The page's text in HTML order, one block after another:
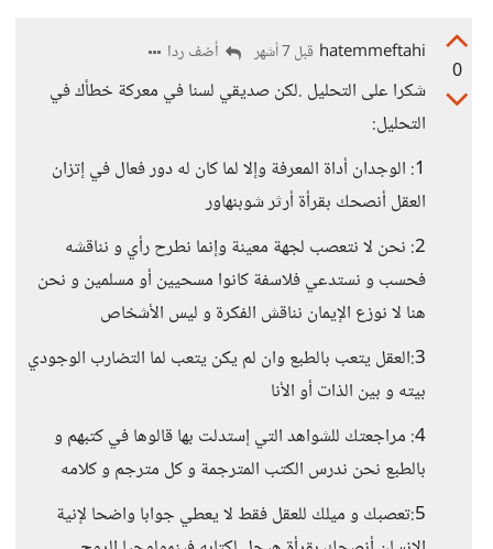
0
hatemmeftahi قبل 7 أشهر أضف ردا
شكرا على التحليل .لكن صديقي لسنا في معركة خطأك في
التحليل:
1: الوجدان أداة المعرفة وإلا لما كان له دور فعال في إتزان
العقل أنصحك بقرأة أرثر شوبنهاور
2: نحن لا نتعصب لجهة معينة وإنما نطرح رأي و نناقشه
فحسب و نستدعي فلاسفة كانوا مسحيين أو مسلمين و نحن
هنا لا نوزع الإيمان نناقش الفكرة و ليس الأشخاص
3:العقل يتعب بالطبع وان لم يكن يتعب لما التضارب الوجودي
بيته و بين الذات أو الأنا
4: مراجعتك للشواهد التي إستدلت بها قالوها في كتبهم و
بالطبع نحن ندرس الكتب المترجمة و كل مترجم و كلامه
5:تعصبك و ميلك للعقل فقط لا يعطي جوابا واضحا لإنية